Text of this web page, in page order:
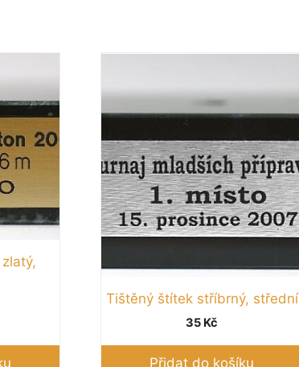
Tištěný štítek stříbrný, střední
35 Kč
Přidat do košíku